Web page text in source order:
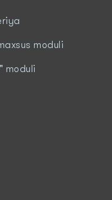
moduli
moduli